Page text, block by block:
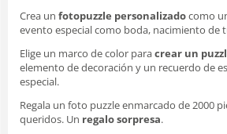
Crea un fotopuzzle personalizadocomo
evento especial como boda, nacimiento de
Elige un marco de color paracrear un
elemento de decoración y un recuerdo de
especial.
Regala un foto puzzle enmarcado de 2000
queridos. Un regalo sorpresa.